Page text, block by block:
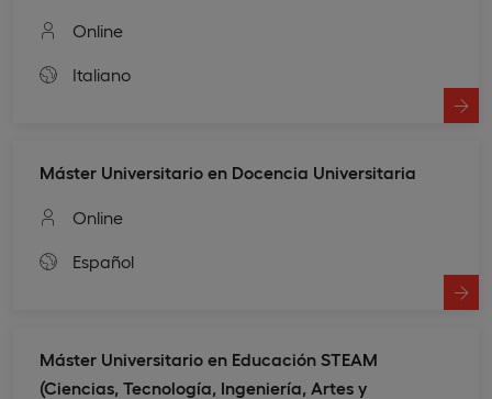
Online
Italiano
Máster Universitario en Docencia Universitaria
Online
Español
Máster Universitario en Educación STEAM
(Ciencias, Tecnología, Ingeniería, Artes y